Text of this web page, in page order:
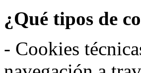
¿Qué tipos de
- Cookies